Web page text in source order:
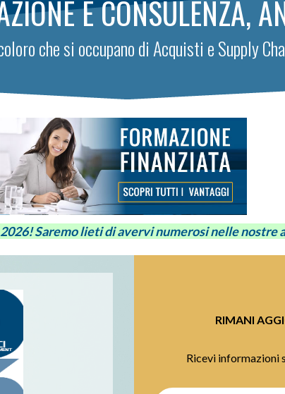
E CONSULENZA,
che si occupano di Acquisti e Supply
2026!Saremo lieti di avervi numerosi nelle nostre
RIMANI
Ricevi informazioni